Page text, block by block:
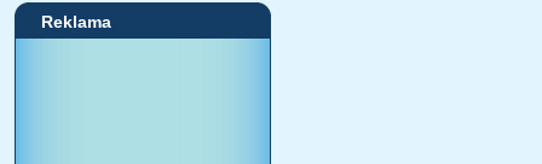
Reklama